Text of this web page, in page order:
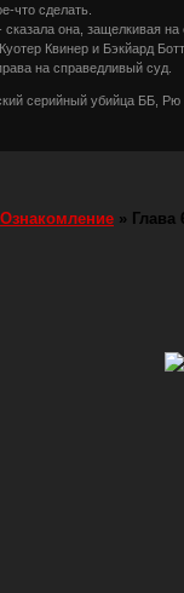
что сделать.
она, защелкивая
Квинер и Бэкйард
на справедливый суд.
серийный убийца ББ,
Ознакомление »